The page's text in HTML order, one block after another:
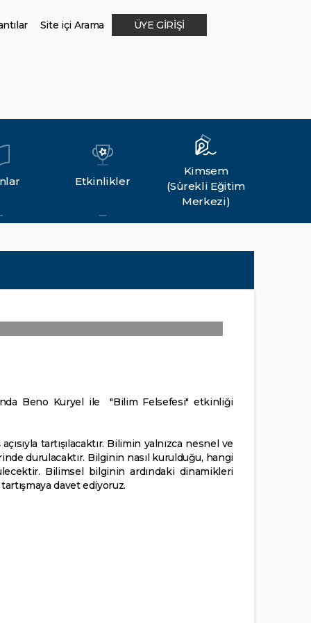
Site içi Arama ÜYE GİRİŞİ
Etkinlikler
Kimsem
(Sürekli Eğitim
Merkezi)
Beno Kuryel ile "Bilim Felsefesi" etkinliği
tartışılacaktır. Bilimin yalnızca nesnel ve
durulacaktır. Bilginin nasıl kurulduğu, hangi
Bilimsel bilginin ardındaki dinamikleri
davet ediyoruz.